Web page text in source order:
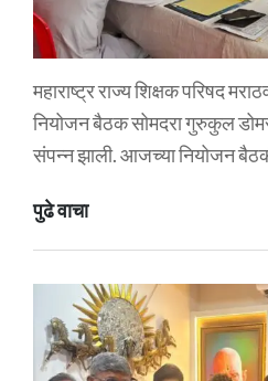
महाराष्ट्र राज्य शिक्षक परिषद
नियोजन बैठक सोमदरा गुरुकुल
संपन्न झाली. आजच्या नियोजन
पुढे वाचा